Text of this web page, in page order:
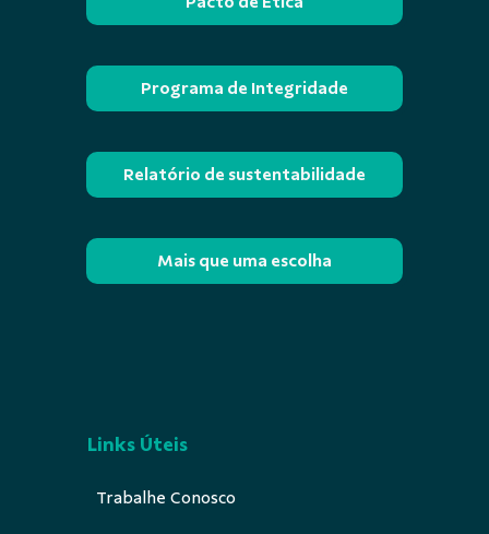
Programa de Integridade
Relatório de sustentabilidade
Mais que uma escolha
Links Úteis
Trabalhe Conosco